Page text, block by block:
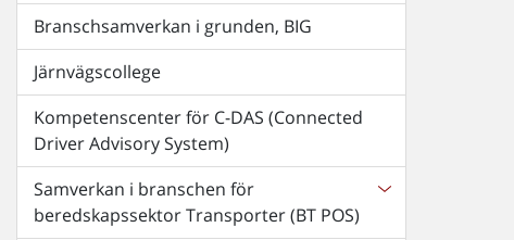
Branschsamverkan i grunden, BIG
Järnvägscollege
Kompetenscenter för C-DAS (Connected
Driver Advisory System)
Samverkan i branschen för
beredskapssektor Transporter (BT POS)